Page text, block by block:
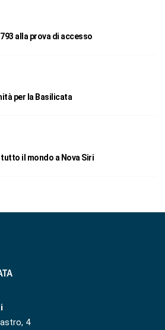
alla prova di accesso
per la Basilicata
il mondo a Nova Siri
4